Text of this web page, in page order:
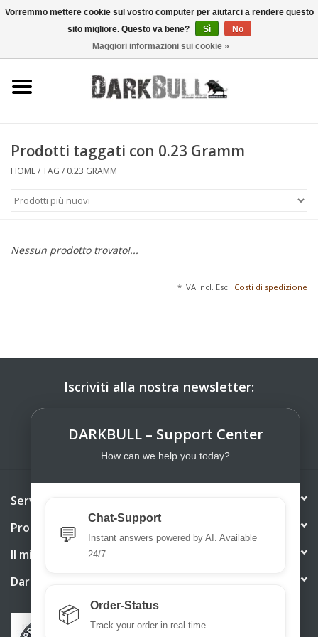
0 Articoli - €0,00
tiro
all'aperto
Prodotti taggati con 0.23 Gramm
HOME/TAG / 0.23 GRAMM
Nessun prodotto trovato!...
* IVA Incl. Escl. Costi di spedizione
Iscriviti alla nostra newsletter:
Servizio di assistenza
Prodotti
Il mio account
DarkBull TrendStore
Vorremmo mettere cookie sul vostro computer per aiutarci a rendere questo
sito migliore. Questo va bene?
Sì
No
Maggiori informazioni sui cookie »
DARKBULL – Support Center
How can we help you today?
💬
Chat-Support
Instant answers powered by AI. Available
24/7.
📦 Order-Status
Track your order in real time.